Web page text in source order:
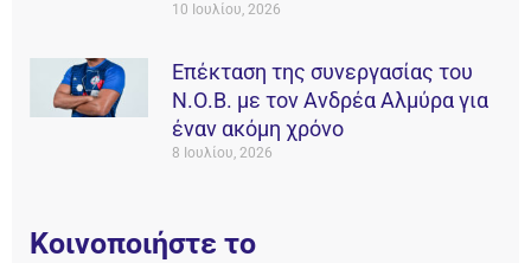
10 Ιουλίου, 2026
Επέκταση της συνεργασίας του
Ν.Ο.Β. με τον Ανδρέα Αλμύρα για
έναν ακόμη χρόνο
8 Ιουλίου, 2026
Κοινοποιήστε το